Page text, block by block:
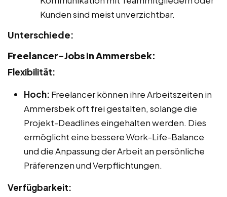
Kunden sind meist unverzichtbar.
Unterschiede:
Freelancer-Jobs in Ammersbek:
Flexibilität:
Hoch: Freelancer können ihre Arbeitszeiten in
Ammersbek oft frei gestalten, solange die
Projekt-Deadlines eingehalten werden. Dies
ermöglicht eine bessere Work-Life-Balance
und die Anpassung der Arbeit an persönliche
Präferenzen und Verpflichtungen.
Verfügbarkeit: